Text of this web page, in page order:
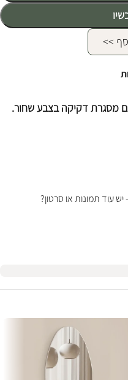
>>
מסגרת דקיקה בצבע שחור.
עוד תמונות או סרטון?